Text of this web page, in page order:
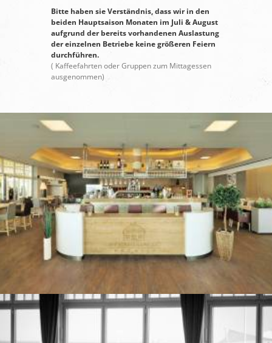
Bitte haben sie Verständnis, dass wir in den
beiden Hauptsaison Monaten im Juli & August
aufgrund der bereits vorhandenen Auslastung
der einzelnen Betriebe keine größeren Feiern
durchführen.
( Kaffeefahrten oder Gruppen zum Mittagessen
ausgenommen)